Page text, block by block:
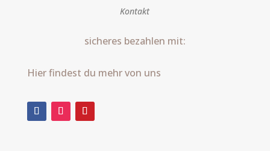
Kontakt
sicheres bezahlen mit:
Hier findest du mehr von uns